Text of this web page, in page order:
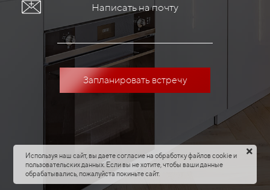
Написать на почту
Запланировать встречу
Используя наш сайт, вы даете согласие на обработку файлов cookie и
пользовательских данных. Если вы не хотите, чтобы ваши данные
обрабатывались, пожалуйста покиньте сайт.